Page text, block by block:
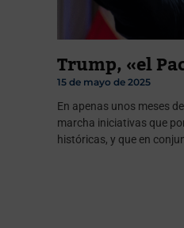
Trump, «el
15 de mayo de 2025
En apenas unos meses
marcha iniciativas que
históricas, y que en